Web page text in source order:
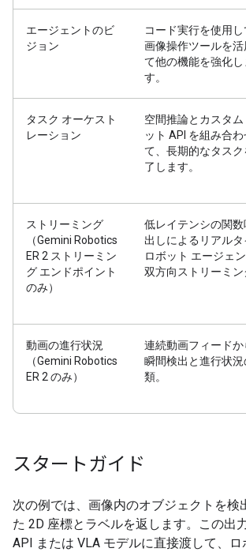
エージェントのビ
ジョン
コード実行を使用し
画像操作ツールを活
て他の機能を強化し
す。
タスク オーケスト
レーション
空間推論とカスタム
ット API を組み合わ
て、長期的なタス
了します。
ストリーミング
（Gemini Robotics
ER 2 ストリーミン
グ エンドポイント
のみ）
低レイテンシの関数
出しによるリアルタ
ロボット エージェ
双方向ストリーミン
動画の進行状況
（Gemini Robotics
ER 2 のみ）
連続動画フィードか
瞬間検出と進行状況
類。
スタートガイド
次の例では、画像内のオブジェクトを検
た 2D 座標とラベルを返します。この出
API または VLA モデルに直接渡して、ロ